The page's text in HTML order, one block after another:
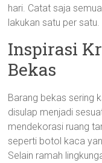
hari. Catat saja
lakukan satu per satu.
Inspirasi
Bekas
Barang bekas sering
disulap menjadi
mendekorasi ruang
seperti botol kaca
Selain ramah